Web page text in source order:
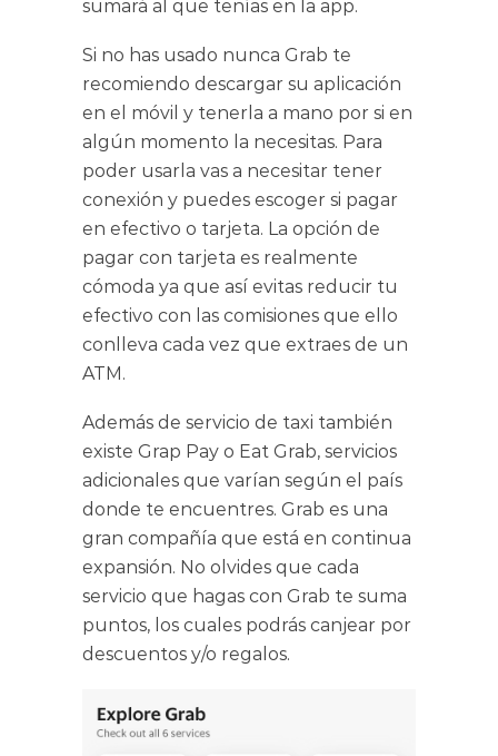
sumará al que tenías en la app.
Si no has usado nunca Grab te
recomiendo descargar su aplicación
en el móvil y tenerla a mano por si en
algún momento la necesitas. Para
poder usarla vas a necesitar tener
conexión y puedes escoger si pagar
en efectivo o tarjeta. La opción de
pagar con tarjeta es realmente
cómoda ya que así evitas reducir tu
efectivo con las comisiones que ello
conlleva cada vez que extraes de un
ATM.
Además de servicio de taxi también
existe Grap Pay o Eat Grab, servicios
adicionales que varían según el país
donde te encuentres. Grab es una
gran compañía que está en continua
expansión. No olvides que cada
servicio que hagas con Grab te suma
puntos, los cuales podrás canjear por
descuentos y/o regalos.